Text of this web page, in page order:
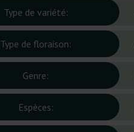
Type de variété:
Type de floraison:
Genre:
Espèces: